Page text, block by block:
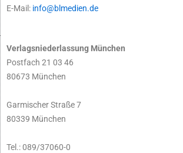
E-Mail: info@blmedien.de
Verlagsniederlassung München
Postfach 21 03 46
80673 München
Garmischer Straße 7
80339 München
Tel.: 089/37060-0